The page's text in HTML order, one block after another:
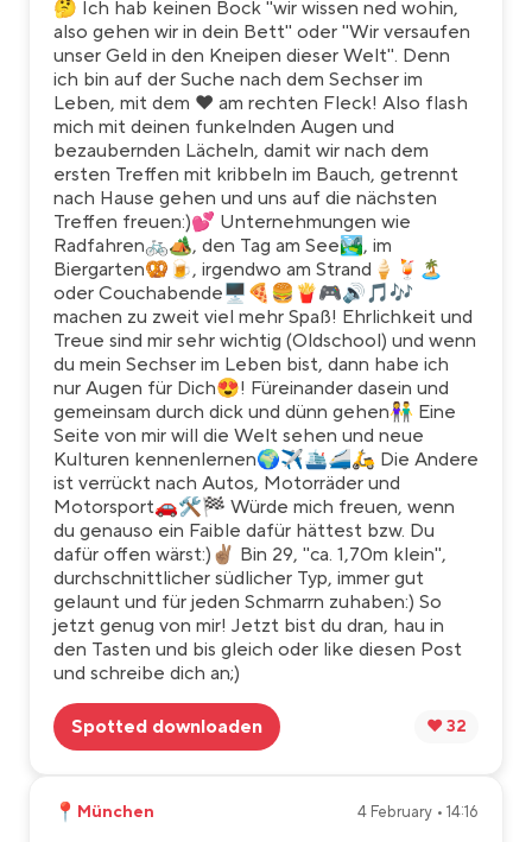
🤔 Ich hab keinen Bock "wir wissen ned wohin,
also gehen wir in dein Bett" oder "Wir versaufen
unser Geld in den Kneipen dieser Welt". Denn
ich bin auf der Suche nach dem Sechser im
Leben, mit dem ❤ am rechten Fleck! Also flash
mich mit deinen funkelnden Augen und
bezaubernden Lächeln, damit wir nach dem
ersten Treffen mit kribbeln im Bauch, getrennt
nach Hause gehen und uns auf die nächsten
Treffen freuen:)💕 Unternehmungen wie
Radfahren🚲🏕, den Tag am See🏞, im
Biergarten🥨🍺, irgendwo am Strand🍦🍹🏝
oder Couchabende🖥🍕🍔🍟🎮🔊🎵🎶
machen zu zweit viel mehr Spaß! Ehrlichkeit und
Treue sind mir sehr wichtig (Oldschool) und wenn
du mein Sechser im Leben bist, dann habe ich
nur Augen für Dich😍! Füreinander dasein und
gemeinsam durch dick und dünn gehen👫 Eine
Seite von mir will die Welt sehen und neue
Kulturen kennenlernen🌍✈🛳🚄🛵 Die Andere
ist verrückt nach Autos, Motorräder und
Motorsport🚗🛠🏁 Würde mich freuen, wenn
du genauso ein Faible dafür hättest bzw. Du
dafür offen wärst:)✌🏽 Bin 29, "ca. 1,70m klein",
durchschnittlicher südlicher Typ, immer gut
gelaunt und für jeden Schmarrn zuhaben:) So
jetzt genug von mir! Jetzt bist du dran, hau in
den Tasten und bis gleich oder like diesen Post
und schreibe dich an;)
Spotted downloaden ❤️ 32
📍 München 4 February • 14:16